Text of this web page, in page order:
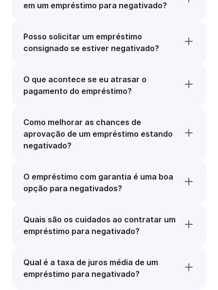
em um empréstimo para negativado?
Posso solicitar um empréstimo
consignado se estiver negativado?
O que acontece se eu atrasar o
pagamento do empréstimo?
Como melhorar as chances de
aprovação de um empréstimo estando
negativado?
O empréstimo com garantia é uma boa
opção para negativados?
Quais são os cuidados ao contratar um
empréstimo para negativado?
Qual é a taxa de juros média de um
empréstimo para negativado?